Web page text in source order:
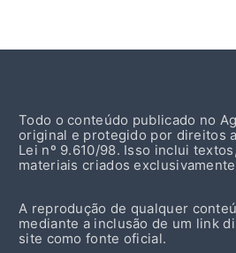
Todo o conteúdo publicado no
original e protegido por direitos
Lei nº 9.610/98. Isso inclui
materiais criados
A reprodução de qualquer
mediante a inclusão de um link
site como fonte oficial.